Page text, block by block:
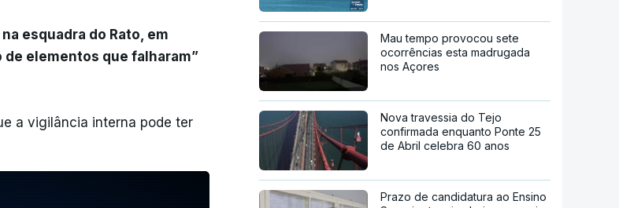
esquadra do Rato, em
de elementos que falharam”
a vigilância interna pode ter
Mau tempo provocou sete
ocorrências esta madrugada
nos Açores
Nova travessia do Tejo
confirmada enquanto Ponte 25
de Abril celebra 60 anos
Prazo de candidatura ao Ensino